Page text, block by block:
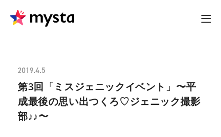
2019.4.5
第3回「ミスジェニックイベント」〜平
成最後の思い出つくろ♡ジェニック撮影
部♪♪〜